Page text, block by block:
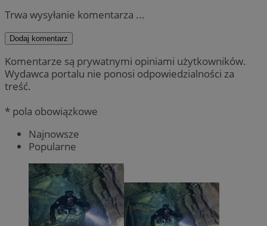
Trwa wysyłanie komentarza ...
Dodaj komentarz
Komentarze są prywatnymi opiniami użytkowników.
Wydawca portalu nie ponosi odpowiedzialności za
treść.
* pola obowiązkowe
Najnowsze
Popularne